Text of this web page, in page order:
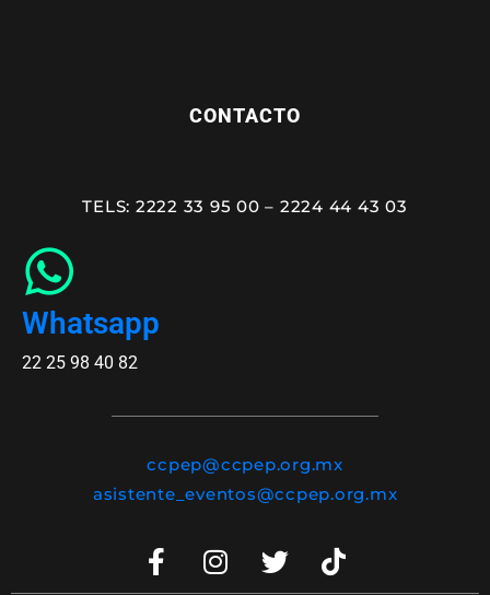
CONTACTO
TELS: 2222 33 95 00 – 2224 44 43 03
Whatsapp
22 25 98 40 82
ccpep@ccpep.org.mx
asistente_eventos@ccpep.org.mx